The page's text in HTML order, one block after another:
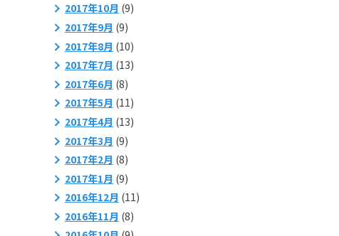
2017年10月 (9)
2017年9月 (9)
2017年8月 (10)
2017年7月 (13)
2017年6月 (8)
2017年5月 (11)
2017年4月 (13)
2017年3月 (9)
2017年2月 (8)
2017年1月 (9)
2016年12月 (11)
2016年11月 (8)